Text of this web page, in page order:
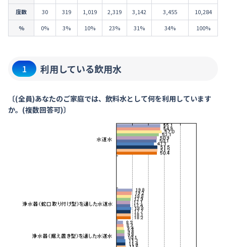
度数
30 319 1,019 2,319 3,142 3,455
10,284
％
0% 3% 10% 23% 31% 34% 100%
1 利用している飲用水
〔(全員)あなたのご家庭では、飲料水として何を利用しています
か。(複数回答可)〕